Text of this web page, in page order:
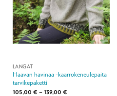
LANGAT
Haavan havinaa -kaarrokeneulepaita
tarvikepaketti
105,00 € – 139,00 €Hintaluokka: